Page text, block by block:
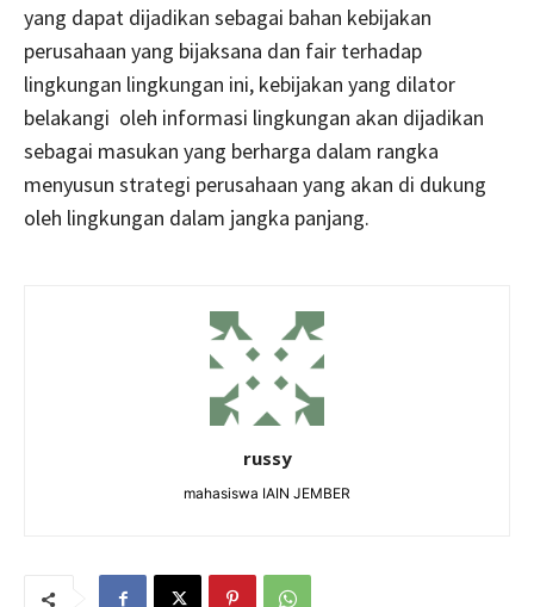
yang dapat dijadikan sebagai bahan kebijakan
perusahaan yang bijaksana dan fair terhadap
lingkungan lingkungan ini, kebijakan yang dilator
belakangi oleh informasi lingkungan akan dijadikan
sebagai masukan yang berharga dalam rangka
menyusun strategi perusahaan yang akan di dukung
oleh lingkungan dalam jangka panjang.
russy
mahasiswa IAIN JEMBER